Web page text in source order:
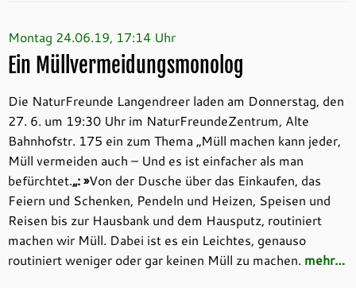
Montag 24.06.19, 17:14 Uhr
Ein Müllvermeidungsmonolog
Die NaturFreunde Langendreer laden am Donnerstag, den
27. 6. um 19:30 Uhr im NaturFreundeZentrum, Alte
Bahnhofstr. 175 ein zum Thema „Müll machen kann jeder,
Müll vermeiden auch – Und es ist einfacher als man
befürchtet.„: »Von der Dusche über das Einkaufen, das
Feiern und Schenken, Pendeln und Heizen, Speisen und
Reisen bis zur Hausbank und dem Hausputz, routiniert
machen wir Müll. Dabei ist es ein Leichtes, genauso
routiniert weniger oder gar keinen Müll zu machen. mehr…